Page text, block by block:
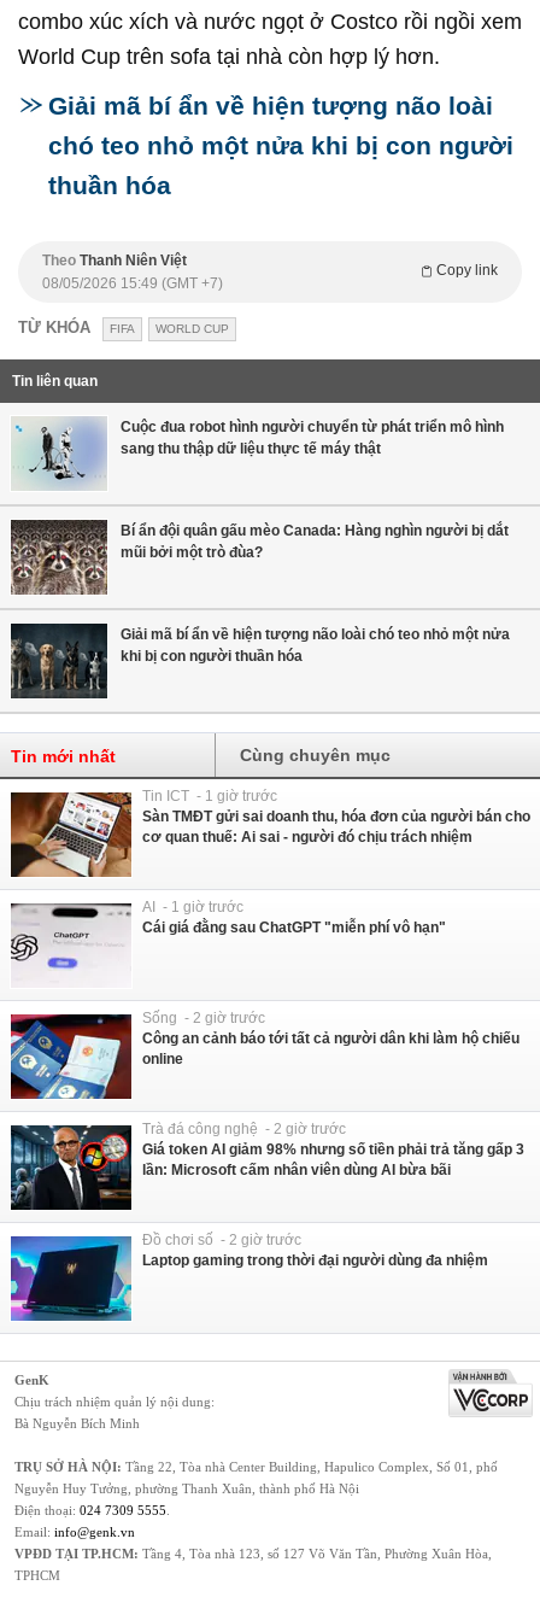
combo xúc xích và nước ngọt ở Costco rồi ngồi xem
World Cup trên sofa tại nhà còn hợp lý hơn.
Giải mã bí ẩn về hiện tượng não loài
chó teo nhỏ một nửa khi bị con người
thuần hóa
Theo Thanh Niên Việt
Copy link
08/05/2026 15:49 (GMT +7)
TỪ KHÓA FIFA WORLD CUP
Tin liên quan
Cuộc đua robot hình người chuyển từ phát triển mô hình
sang thu thập dữ liệu thực tế máy thật
Bí ẩn đội quân gấu mèo Canada: Hàng nghìn người bị dắt
mũi bởi một trò đùa?
Giải mã bí ẩn về hiện tượng não loài chó teo nhỏ một nửa
khi bị con người thuần hóa
Tin mới nhất Cùng chuyên mục
Tin ICT - 1 giờ trước
Sàn TMĐT gửi sai doanh thu, hóa đơn của người bán cho
cơ quan thuế: Ai sai - người đó chịu trách nhiệm
AI - 1 giờ trước
Cái giá đằng sau ChatGPT "miễn phí vô hạn"
Sống - 2 giờ trước
Công an cảnh báo tới tất cả người dân khi làm hộ chiếu
online
Trà đá công nghệ - 2 giờ trước
Giá token AI giảm 98% nhưng số tiền phải trả tăng gấp 3
lần: Microsoft cấm nhân viên dùng AI bừa bãi
Đồ chơi số - 2 giờ trước
Laptop gaming trong thời đại người dùng đa nhiệm
GenK
Chịu trách nhiệm quản lý nội dung:
Bà Nguyễn Bích Minh
TRỤ SỞ HÀ NỘI: Tầng 22, Tòa nhà Center Building, Hapulico Complex, Số 01, phố
Nguyễn Huy Tưởng, phường Thanh Xuân, thành phố Hà Nội
Điện thoại: 024 7309 5555
Email: info@genk.vn
VPĐD TẠI TP.HCM: Tầng 4, Tòa nhà 123, số 127 Võ Văn Tần, Phường Xuân Hòa,
TPHCM